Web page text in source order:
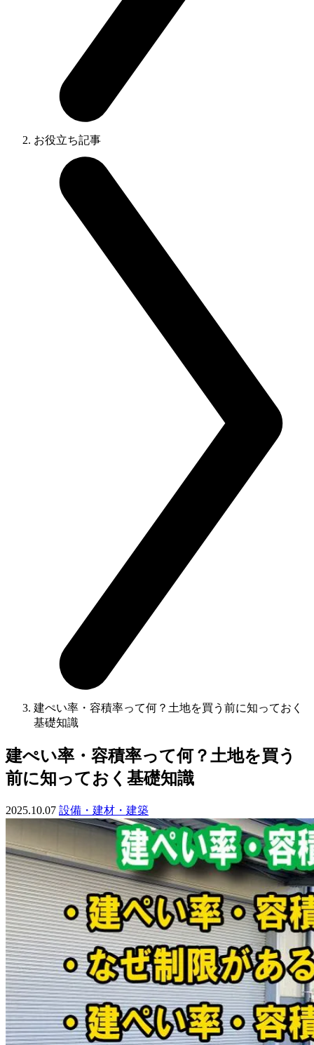
お役立ち記事
建ぺい率・容積率って何？土地を買う前に知っておく
基礎知識
建ぺい率・容積率って何？土地を買う
前に知っておく基礎知識
2025.10.07 設備・建材・建築